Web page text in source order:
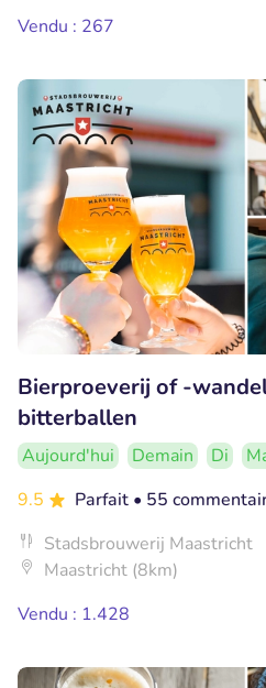
Vendu : 267
Bierproeverij of -
bitterballen
Aujourd'hui Demain Di
9.5
Parfait • 55
Stadsbrouwerij Maastricht
Maastricht (8km)
Vendu : 1.428